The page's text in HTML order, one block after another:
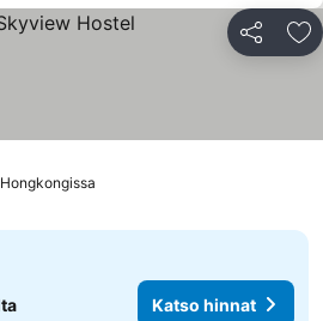
Jaa
Katso hinnat